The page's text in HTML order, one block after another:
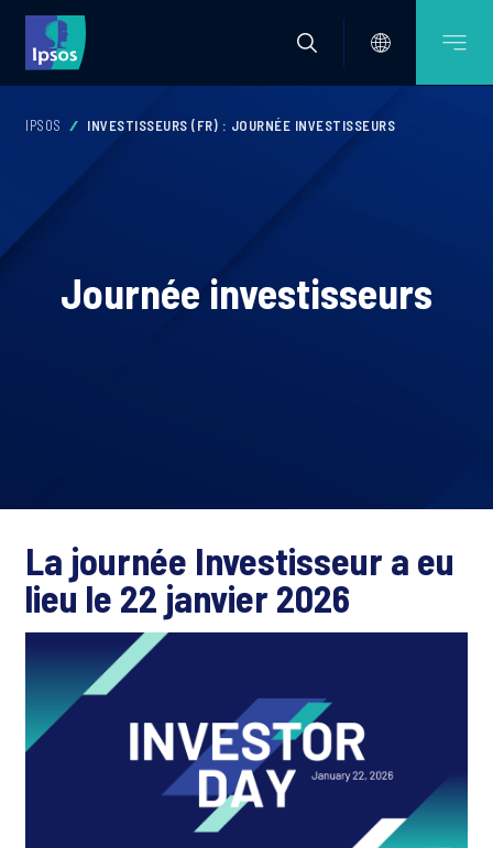
IPSOS INVESTISSEURS (FR) : JOURNÉE INVESTISSEURS
Journée investisseurs
La journée Investisseur a eu
lieu le 22 janvier 2026